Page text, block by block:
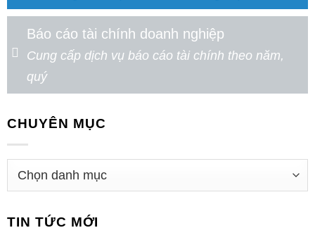
Báo cáo tài chính doanh nghiệp
Cung cấp dịch vụ báo cáo tài chính theo năm,
quý
CHUYÊN MỤC
TIN TỨC MỚI